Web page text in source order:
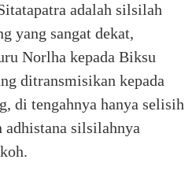
adalah silsilah
yang sangat dekat,
Norlha kepada Biksu
ditransmisikan kepada
di tengahnya hanya selisih
adhistana silsilahnya